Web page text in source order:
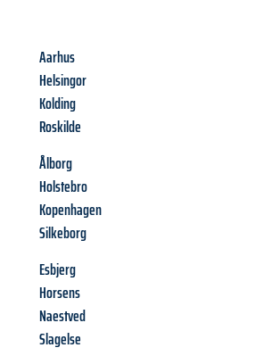
Aarhus
Helsingor
Kolding
Roskilde
Ålborg
Holstebro
Kopenhagen
Silkeborg
Esbjerg
Horsens
Naestved
Slagelse